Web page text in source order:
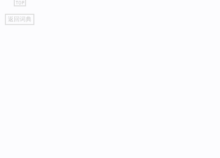
go
top
返回词典